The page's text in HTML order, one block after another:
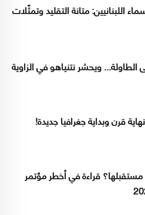
اللبنانيين: متانة التقليد وتمثّلات
الطاولة... ويحشر نتنياهو في الزاوية
قرن وبداية جغرافيا جديدة!
قراءة في أخطر مؤتمر